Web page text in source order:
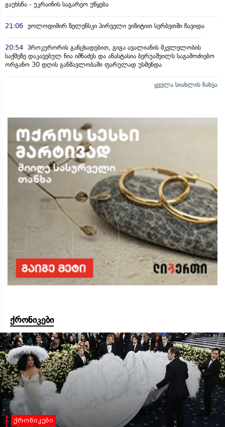
გაუხსნა - უკრაინის საგარეო უწყება
21:06 ვოლოდიმირ ზელენსკი პირველი ვიზიტით სერბეთში ჩავიდა
20:54 პროკურორის განცხადებით, გიგა ავალიანის მკვლელობის
საქმეზე დაკავებულ ნია იმნაძეს და ანასტასია ბერუაშვილს საგამოძიებო
ორგანო 30 დღის განმავლობაში ფარულად უსმენდა
ყველა სიახლის ნახვა
ქრონიკები
ქრონიკები